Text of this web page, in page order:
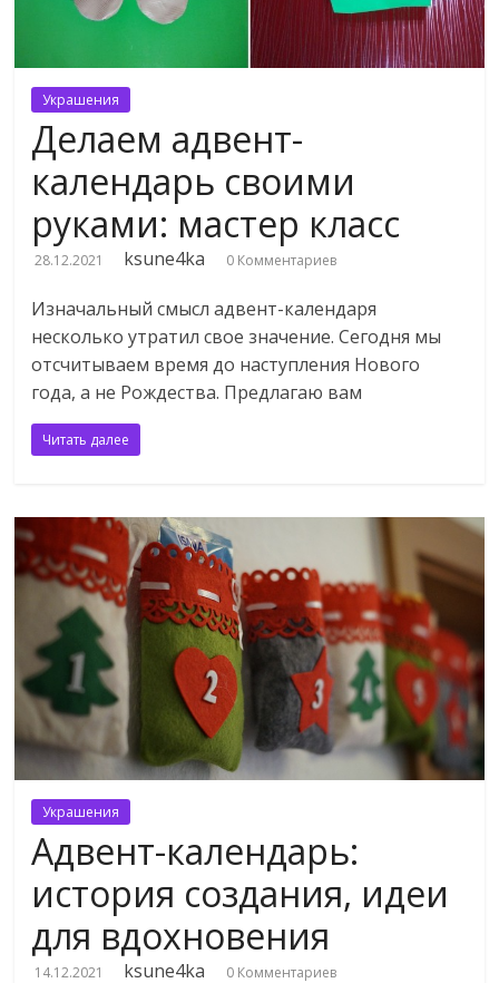
Украшения
Делаем адвент-
календарь своими
руками: мастер класс
28.12.2021 ksune4ka 0 Комментариев
Изначальный смысл адвент-календаря
несколько утратил свое значение. Сегодня мы
отсчитываем время до наступления Нового
года, а не Рождества. Предлагаю вам
Читать далее
Украшения
Адвент-календарь:
история создания, идеи
для вдохновения
14.12.2021 ksune4ka 0 Комментариев